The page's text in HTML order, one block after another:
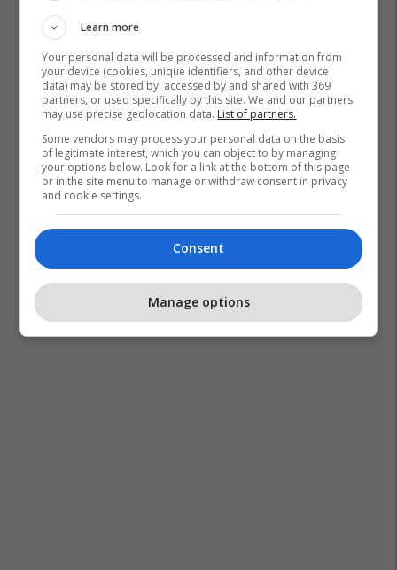
Trump Mobile Htc
Learn more
Your personal data will be processed and information from
your device (cookies, unique identifiers, and other device
data) may be stored by, accessed by and shared with 369
partners, or used specifically by this site. We and our partners
may use precise geolocation data. List of partners.
Some vendors may process your personal data on the basis
of legitimate interest, which you can object to by managing
your options below. Look for a link at the bottom of this page
or in the site menu to manage or withdraw consent in privacy
and cookie settings.
Consent
Manage options